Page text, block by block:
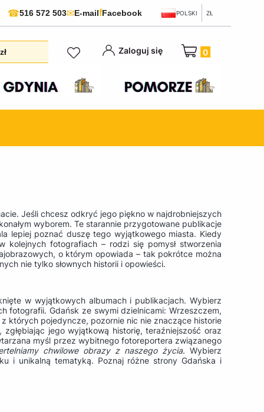
☎516 572 503✉E-mailfFacebook POLSKI ZŁ
Zaloguj się Produkty w
Jeśli chcesz odkryć jego piękno w najdrobniejszych
wyborem. Te starannie przygotowane publikacje
lepiej poznać duszę tego wyjątkowego miasta. Kiedy
fotografiach – rodzi się pomysł stworzenia
o którym opowiada – tak pokrótce można
nie tylko słownych historii i opowieści.
w wyjątkowych albumach i publikacjach. Wybierz
fotografii. Gdańsk ze swymi dzielnicami: Wrzeszczem,
których pojedyncze, pozornie nic nie znaczące historie
jego wyjątkową historię, teraźniejszość oraz
myśl przez wybitnego fotoreportera związanego
chwilowe obrazy z naszego życia. Wybierz
i unikalną tematyką. Poznaj różne strony Gdańska i